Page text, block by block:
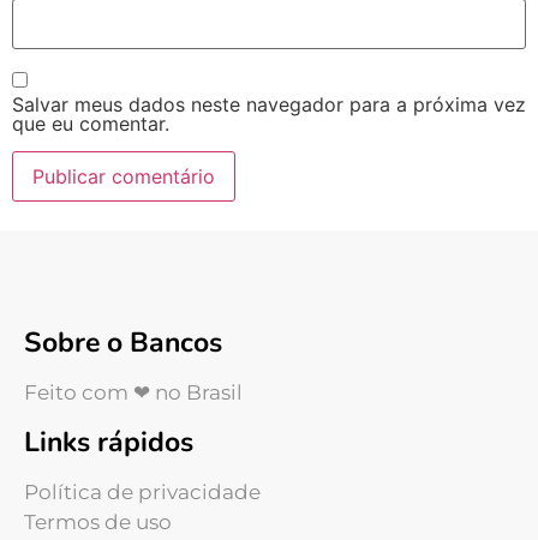
Salvar meus dados neste navegador para a próxima vez
que eu comentar.
Sobre o Bancos
Feito com ❤ no Brasil
Links rápidos
Política de privacidade
Termos de uso